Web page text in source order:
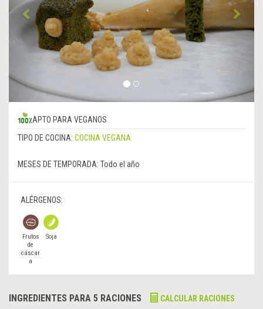
APTO PARA VEGANOS
TIPO DE COCINA: COCINA VEGANA
MESES DE TEMPORADA: Todo el año
ALÉRGENOS:
Frutos
de
cáscar
a
Soja
INGREDIENTES PARA 5 RACIONES CALCULAR RACIONES